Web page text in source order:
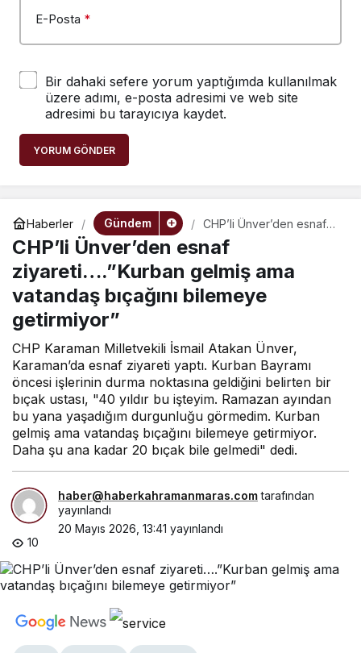
E-Posta *
Bir dahaki sefere yorum yaptığımda kullanılmak
üzere adımı, e-posta adresimi ve web site
adresimi bu tarayıcıya kaydet.
YORUM GÖNDER
Haberler Gündem
CHP’li Ünver’den esnaf
ziyareti….”Kurban gelmiş
ama vatandaş bıçağını
bilemeye getirmiyor”
CHP’li Ünver’den esnaf
ziyareti….”Kurban gelmiş ama
vatandaş bıçağını bilemeye
getirmiyor”
CHP Karaman Milletvekili İsmail Atakan Ünver,
Karaman’da esnaf ziyareti yaptı. Kurban Bayramı
öncesi işlerinin durma noktasına geldiğini belirten bir
bıçak ustası, "40 yıldır bu işteyim. Ramazan ayından
bu yana yaşadığım durgunluğu görmedim. Kurban
gelmiş ama vatandaş bıçağını bilemeye getirmiyor.
Daha şu ana kadar 20 bıçak bile gelmedi" dedi.
haber@haberkahramanmaras.comtarafından
yayınlandı
20 Mayıs 2026, 13:41 yayınlandı
10